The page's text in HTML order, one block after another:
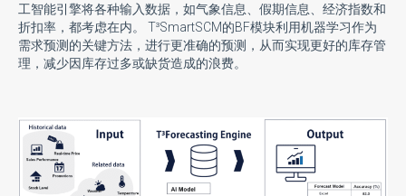
工智能引擎将各种输入数据，如气象信息、假期信息、经济指数和
折扣率，都考虑在内。 T³SmartSCM的BF模块利用机器学习作为
需求预测的关键方法，进行更准确的预测，从而实现更好的库存管
理，减少因库存过多或缺货造成的浪费。